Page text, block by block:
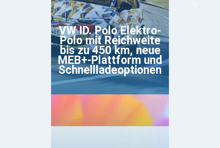
VW ID. Polo Elektro-
Polo mit Reichweite
bis zu 450 km, neue
MEB+-Plattform und
Schnellladeoptionen